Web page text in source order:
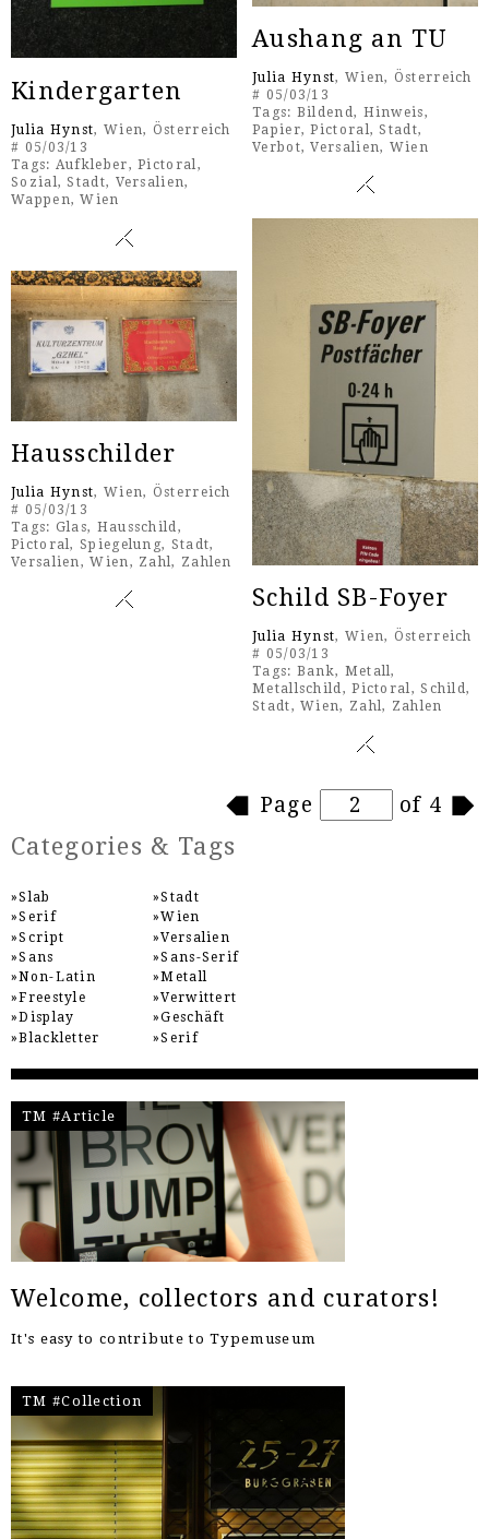
Kindergarten
Julia Hynst, Wien, Österreich
# 05/03/13
Tags: Aufkleber,Pictoral ,
Sozial ,Stadt, Versalien,
Wappen,Wien
Aushang an TU
Julia Hynst, Wien, Österreich
# 05/03/13
Tags: Bildend, Hinweis,
Papier,Pictoral,Stadt,
Verbot,Versalien, Wien
Schild SB-Foyer
Julia Hynst, Wien, Österreich
# 05/03/13
Tags: Bank, Metall,
Metallschild,Pictoral,Schild,
Stadt,Wien, Zahl, Zahlen
Hausschilder
Julia Hynst, Wien, Österreich
# 05/03/13
Tags: Glas, Hausschild,
Pictoral,Spiegelung, Stadt,
Versalien,Wien, Zahl, Zahlen
Page of 4
Categories & Tags
Slab
Serif
Script
Sans
Non-Latin
Freestyle
Display
Blackletter
Stadt
Wien
Versalien
Sans-Serif
Metall
Verwittert
Geschäft
Serif
TM #Article
Welcome, collectors and curators!
It's easy to contribute to Typemuseum
TM #Collection